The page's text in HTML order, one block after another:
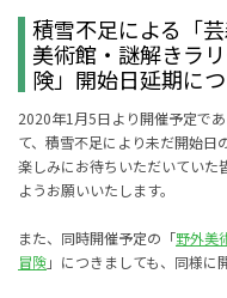
積雪不足による「
美術館・謎解きラ
険」開始日延期に
2020年1月5日より開催予定で
て、積雪不足により未だ開始日
楽しみにお待ちいただいていた
ようお願いいたします。
また、同時開催予定の「野外美
冒険」につきましても、同様に